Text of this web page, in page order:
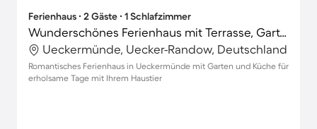
Ferienhaus ∙ 2 Gäste ∙ 1 Schlafzimmer
Wunderschönes Ferienhaus mit Terrasse, Garten und Grill | Haustiere sind willkommen
Ueckermünde, Uecker-Randow, Deutschland
Romantisches Ferienhaus in Ueckermünde mit Garten und Küche für
erholsame Tage mit Ihrem Haustier